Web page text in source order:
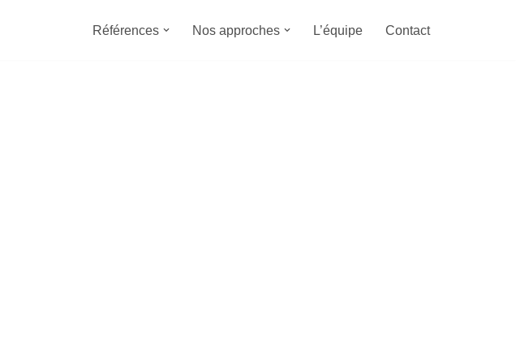
Références Nos approches L’équipe Contact